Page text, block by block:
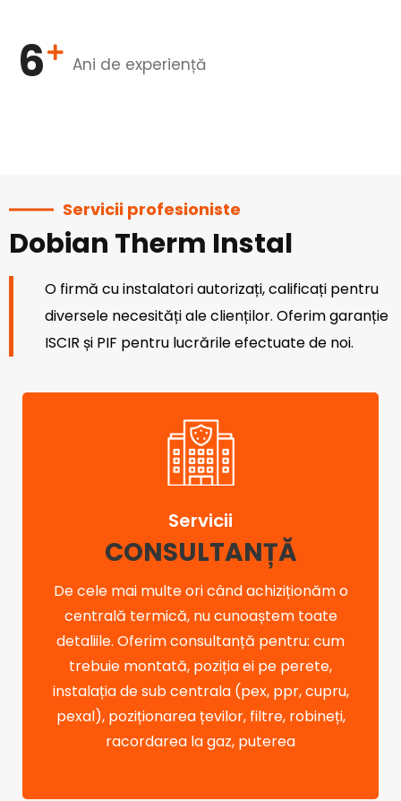
6 Ani de experiență
Servicii profesioniste
Dobian Therm Instal
O firmă cu instalatori autorizați, calificați pentru
diversele necesități ale clienților. Oferim garanție
ISCIR și PIF pentru lucrările efectuate de noi.
Servicii
CONSULTANȚĂ
De cele mai multe ori când achiziționăm o
centrală termică, nu cunoaștem toate
detaliile. Oferim consultanță pentru: cum
trebuie montată, poziția ei pe perete,
instalația de sub centrala (pex, ppr, cupru,
pexal), poziționarea țevilor, filtre, robineți,
racordarea la gaz, puterea